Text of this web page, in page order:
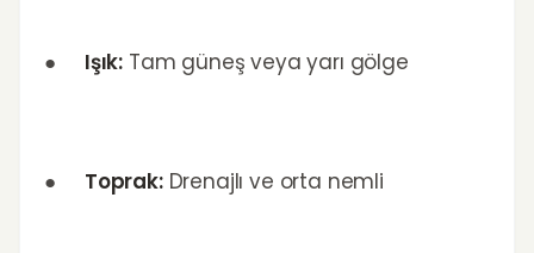
● Işık: Tam güneş veya yarı gölge
● Toprak:Drenajlı ve orta nemli